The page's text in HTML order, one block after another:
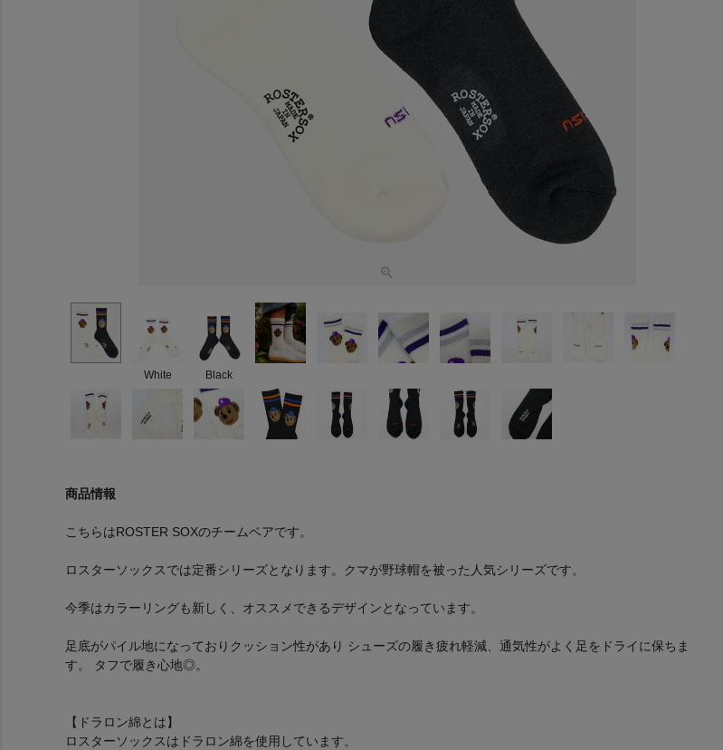
White Black
商品情報
こちらはROSTER SOXのチームベアです。
ロスターソックスでは定番シリーズとなります。クマが野球帽を被った人気シリーズです。
今季はカラーリングも新しく、オススメできるデザインとなっています。
足底がパイル地になっておりクッション性があり シューズの履き疲れ軽減、通気性がよく足をドライに保ちま
す。 タフで履き心地◎。
【ドラロン綿とは】
ロスターソックスはドラロン綿を使用しています。